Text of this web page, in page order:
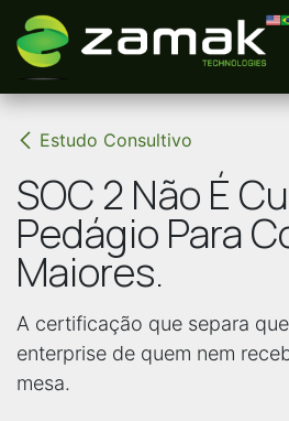
Pular para o conteúdo
Estudo Consultivo
SOC 2 Não É
Pedágio Para
Maiores.
A certificação que separa
enterprise de quem nem
mesa.